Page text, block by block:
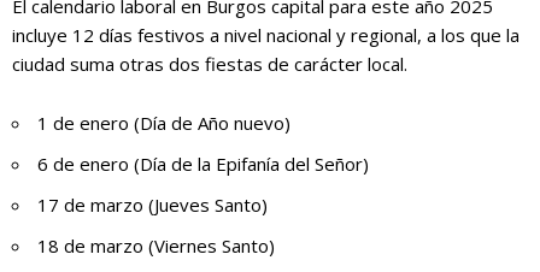
El calendario laboral en Burgos capital para este año 2025
incluye 12 días festivos a nivel nacional y regional, a los que la
ciudad suma otras dos fiestas de carácter local.
1 de enero (Día de Año nuevo)
6 de enero (Día de la Epifanía del Señor)
17 de marzo (Jueves Santo)
18 de marzo (Viernes Santo)